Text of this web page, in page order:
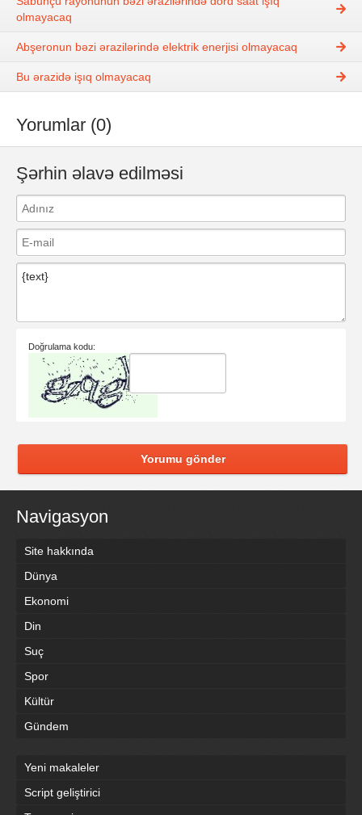
olmayacaq
Abşeronun bəzi ərazilərində elektrik enerjisi olmayacaq
Bu ərazidə işıq olmayacaq
Yorumlar (0)
Şərhin əlavə edilməsi
Doğrulama kodu:
Yorumu gönder
Navigasyon
Site hakkında
Dünya
Ekonomi
Din
Suç
Spor
Kültür
Gündem
Yeni makaleler
Script geliştirici